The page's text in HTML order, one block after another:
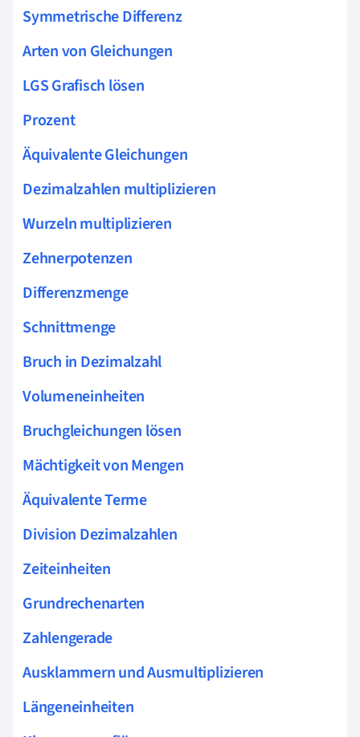
Symmetrische Differenz
Arten von Gleichungen
LGS Grafisch lösen
Prozent
Äquivalente Gleichungen
Dezimalzahlen multiplizieren
Wurzeln multiplizieren
Zehnerpotenzen
Differenzmenge
Schnittmenge
Bruch in Dezimalzahl
Volumeneinheiten
Bruchgleichungen lösen
Mächtigkeit von Mengen
Äquivalente Terme
Division Dezimalzahlen
Zeiteinheiten
Grundrechenarten
Zahlengerade
Ausklammern und Ausmultiplizieren
Längeneinheiten